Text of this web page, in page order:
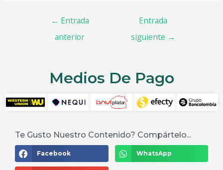
← Entrada
anterior
Entrada
siguiente →
Medios De Pago
Te Gusto Nuestro Contenido? Compártelo...
Facebook WhatsApp